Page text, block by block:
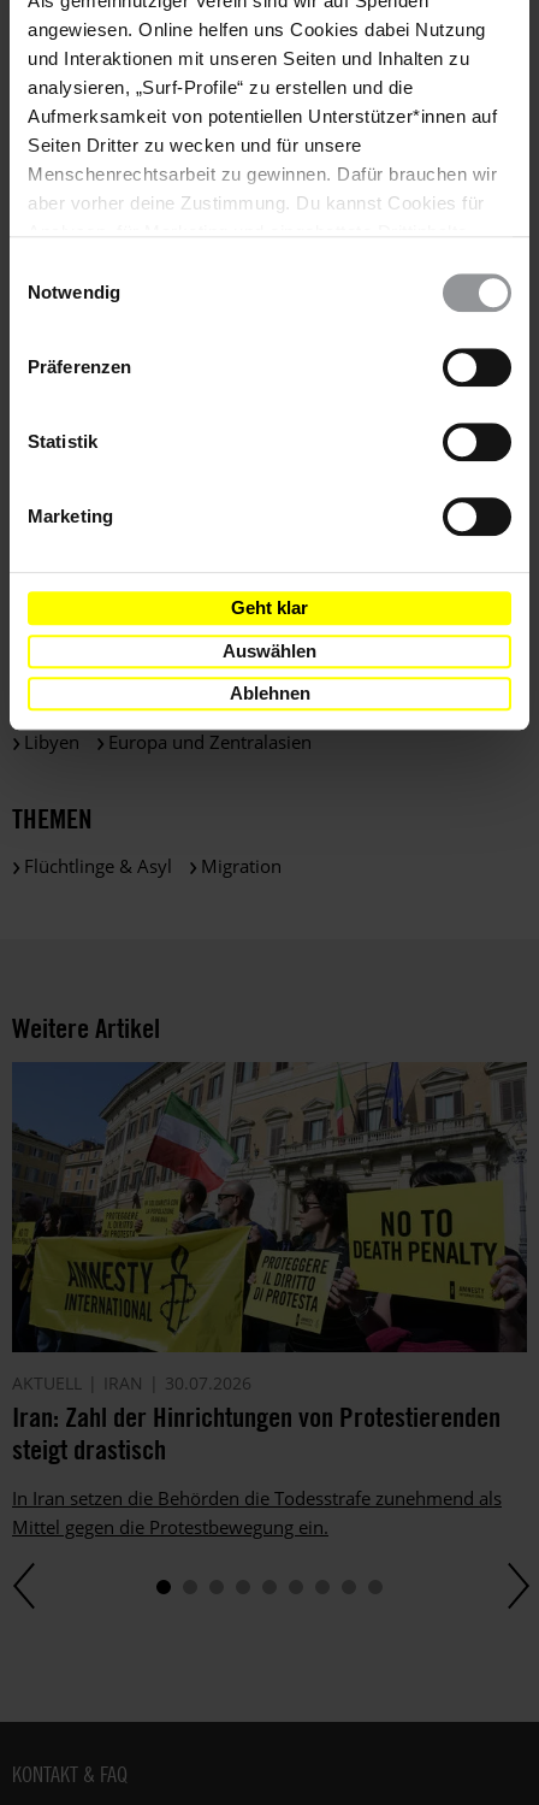
angewiesen. Online helfen uns Cookies dabei Nutzung
und Interaktionen mit unseren Seiten und Inhalten zu
analysieren, „Surf-Profile“ zu erstellen und die
Aufmerksamkeit von potentiellen Unterstützer*innen auf
Seiten Dritter zu wecken und für unsere
Menschenrechtsarbeit zu gewinnen. Dafür brauchen wir
aber vorher deine Zustimmung. Du kannst Cookies für
wieder ändern. Diesen Banner kannst Du über den Link
Notwendig
Präferenzen
Statistik
Marketing
Geht klar
Auswählen
Ablehnen
Weitere Informationen zum Thema Flüchtlinge und Asyl
findest du auf www.amnesty.de/fluechtlinge
Downloads
Amnesty-Bericht "A perfect storm: The failure of
European policies in the Central Mediterranean“
Flüchtlingsschutz
Teile diesen Beitrag
Libyen Europa und Zentralasien
THEMEN
Flüchtlinge & Asyl Migration
Weitere Artikel
AKTUELL IRAN 30.07.2026
Iran: Zahl der Hinrichtungen von Protestierenden
steigt drastisch
In Iran setzen die Behörden die Todesstrafe zunehmend als
Mittel gegen die Protestbewegung ein.
Fußbereich
KONTAKT & FAQ